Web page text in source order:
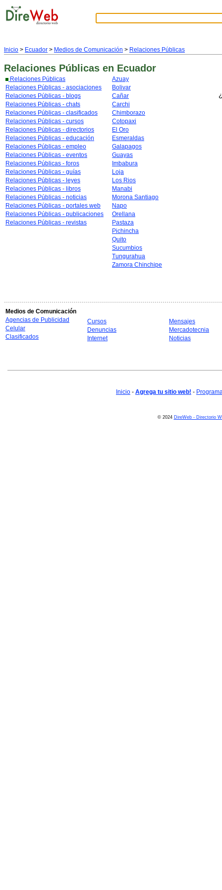
Inicio > Ecuador > Medios de Comunicación > Relaciones Públicas
Relaciones Públicas en Ecuador
Relaciones Públicas
Relaciones Públicas - asociaciones
Relaciones Públicas - blogs
Relaciones Públicas - chats
Relaciones Públicas - clasificados
Relaciones Públicas - cursos
Relaciones Públicas - directorios
Relaciones Públicas - educación
Relaciones Públicas - empleo
Relaciones Públicas - eventos
Relaciones Públicas - foros
Relaciones Públicas - guías
Relaciones Públicas - leyes
Relaciones Públicas - libros
Relaciones Públicas - noticias
Relaciones Públicas - portales web
Relaciones Públicas - publicaciones
Relaciones Públicas - revistas
Azuay
Bolivar
Cañar
Carchi
Chimborazo
Cotopaxi
El Oro
Esmeraldas
Galapagos
Guayas
Imbabura
Loja
Los Rios
Manabi
Morona Santiago
Napo
Orellana
Pastaza
Pichincha
Quito
Sucumbios
Tungurahua
Zamora Chinchipe
Medios de Comunicación
Agencias de Publicidad
Celular
Clasificados
Cursos
Denuncias
Internet
Mensajes
Mercadotecnia
Noticias
Inicio - Agrega tu sitio web! -
© 2024 DireWeb - Directorio